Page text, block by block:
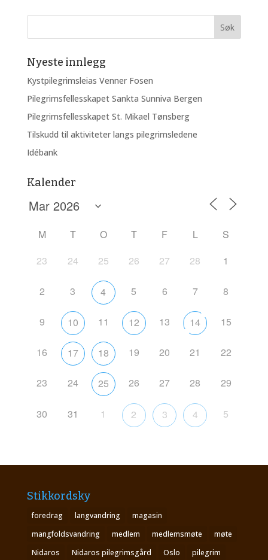
Nyeste innlegg
Kystpilegrimsleias Venner Fosen
Pilegrimsfellesskapet Sankta Sunniva Bergen
Pilegrimsfellesskapet St. Mikael Tønsberg
Tilskudd til aktiviteter langs pilegrimsledene
Idébank
Kalender
M T O T F L
S
23
24 25 26 27 28 1
2 3 4 5 6 7 8
9 10 11 12 13 14 15
16 17 18 19 20 21 22
23 24 25 26 27 28 29
30 31 1 2 3 4 5
Stikkordsky
foredrag langvandring
magasin
mangfoldsvandring
medlem medlemsmøte
møte
Nidaros
Nidaros pilegrimsgård Oslo
pilegrim